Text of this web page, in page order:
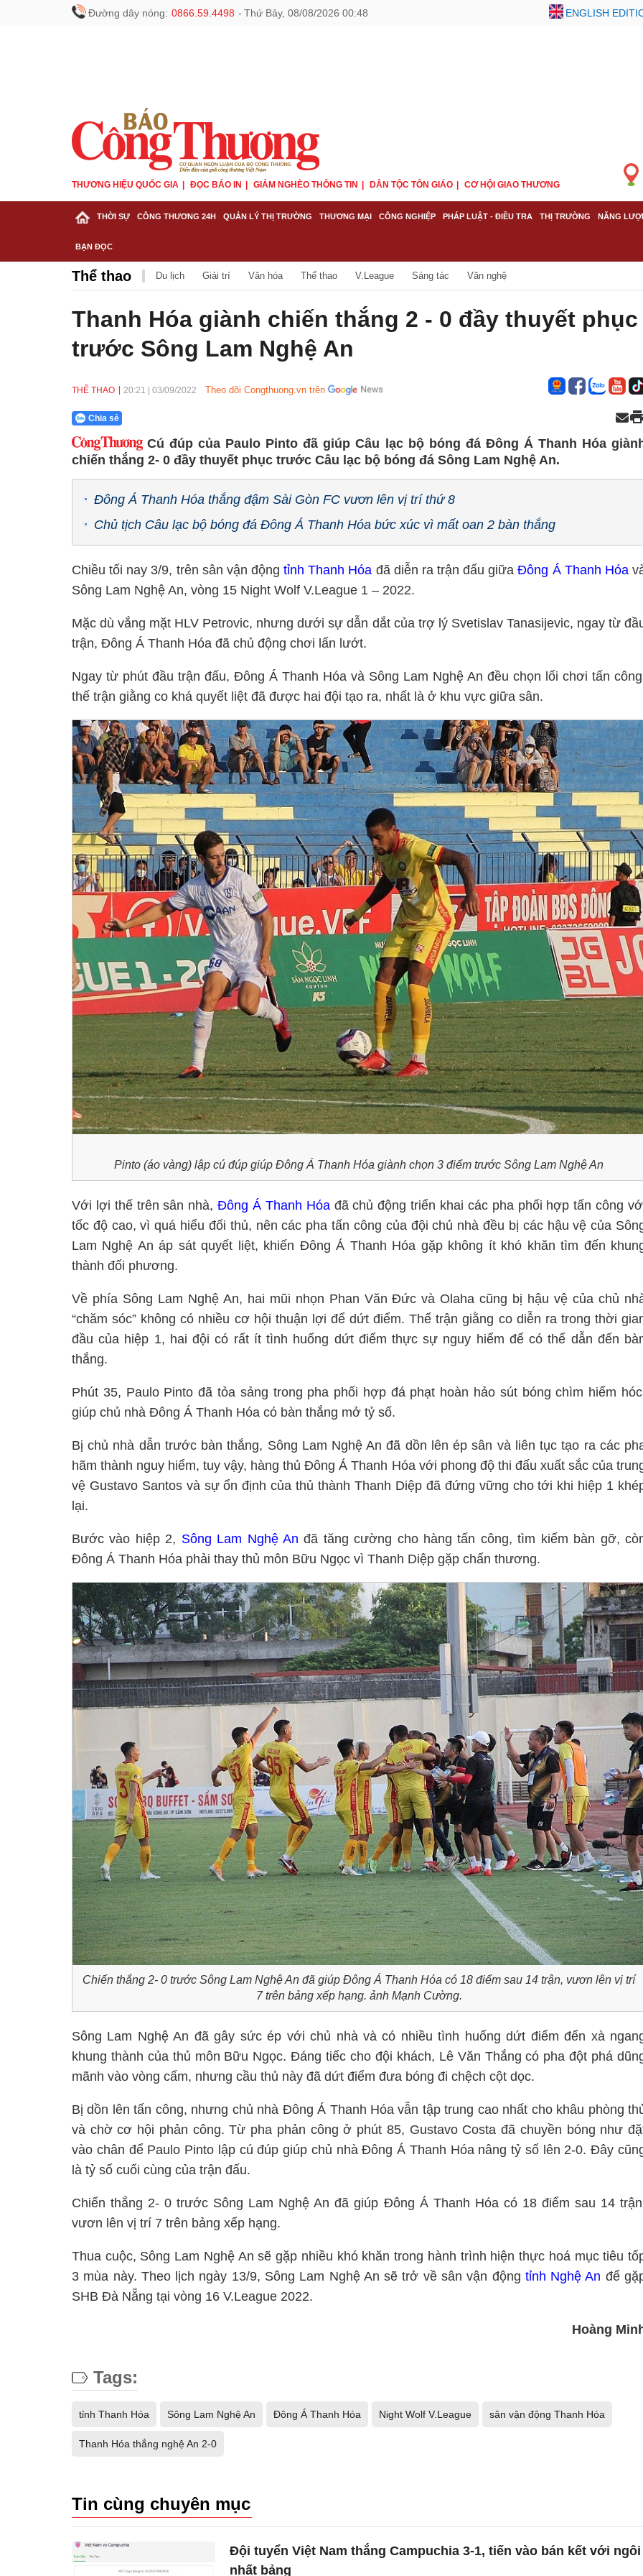
Đường dây nóng: 0866.59.4498 - Thứ Bảy, 08/08/2026 00:48 ENGLISH
THƯƠNG HIỆU QUỐC GIA ĐỌC BÁO IN GIẢM NGHÈO THÔNG TIN DÂN TỘC TÔN GIÁO CƠ HỘI GIAO THƯƠNG
THỜI SỰ CÔNG THƯƠNG 24H QUẢN LÝ THỊ TRƯỜNG THƯƠNG MẠI CÔNG NGHIỆP PHÁP LUẬT - ĐIỀU TRA THỊ TRƯỜNG NĂNG
BẠN ĐỌC
Thể thao Du lịch Giải trí Văn hóa Thể thao V.League Sáng tác Văn nghệ
Thanh Hóa giành chiến thắng 2 - 0 đầy thuyết phục
trước Sông Lam Nghệ An
THỂ THAO 20:21 03/09/2022 Theo dõi Congthuong.vn trên
Chia sẻ
Cú đúp của Paulo Pinto đã giúp Câu lạc bộ bóng đá Đông Á Thanh Hóa
chiến thắng 2- 0 đầy thuyết phục trước Câu lạc bộ bóng đá Sông Lam Nghệ An.
Đông Á Thanh Hóa thắng đậm Sài Gòn FC vươn lên vị trí thứ 8
Chủ tịch Câu lạc bộ bóng đá Đông Á Thanh Hóa bức xúc vì mất oan 2 bàn thắng
Chiều tối nay 3/9, trên sân vận độngtỉnh Thanh Hóa đã diễn ra trận đấu giữaĐông Á Thanh Hóa
Sông Lam Nghệ An, vòng 15 Night Wolf V.League 1 – 2022.
Mặc dù vắng mặt HLV Petrovic, nhưng dưới sự dẫn dắt của trợ lý Svetislav Tanasijevic, ngay từ
trận, Đông Á Thanh Hóa đã chủ động chơi lấn lướt.
Ngay từ phút đầu trận đấu, Đông Á Thanh Hóa và Sông Lam Nghệ An đều chọn lối chơi tấn
thế trận giằng co khá quyết liệt đã được hai đội tạo ra, nhất là ở khu vực giữa sân.
Pinto (áo vàng) lập cú đúp giúp Đông Á Thanh Hóa giành chọn 3 điểm trước Sông Lam Nghệ An
Với lợi thế trên sân nhà,Đông Á Thanh Hóađã chủ động triển khai các pha phối hợp tấn công
tốc độ cao, vì quá hiểu đối thủ, nên các pha tấn công của đội chủ nhà đều bị các hậu vệ của
Lam Nghệ An áp sát quyết liệt, khiến Đông Á Thanh Hóa gặp không ít khó khăn tìm đến
thành đối phương.
Về phía Sông Lam Nghệ An, hai mũi nhọn Phan Văn Đức và Olaha cũng bị hậu vệ của chủ
“chăm sóc” không có nhiều cơ hội thuận lợi để dứt điểm. Thế trận giằng co diễn ra trong thời
đầu của hiệp 1, hai đội có rất ít tình huống dứt điểm thực sự nguy hiểm để có thể dẫn đến
thắng.
Phút 35, Paulo Pinto đã tỏa sảng trong pha phối hợp đá phạt hoàn hảo sút bóng chìm hiểm
giúp chủ nhà Đông Á Thanh Hóa có bàn thắng mở tỷ số.
Bị chủ nhà dẫn trước bàn thắng, Sông Lam Nghệ An đã dồn lên ép sân và liên tục tạo ra các
hãm thành nguy hiểm, tuy vậy, hàng thủ Đông Á Thanh Hóa với phong độ thi đấu xuất sắc của
vệ Gustavo Santos và sự ổn định của thủ thành Thanh Diệp đã đứng vững cho tới khi hiệp 1
lại.
Bước vào hiệp 2, Sông Lam Nghệ An đã tăng cường cho hàng tấn công, tìm kiếm bàn gỡ,
Đông Á Thanh Hóa phải thay thủ môn Bữu Ngọc vì Thanh Diệp gặp chấn thương.
Chiến thắng 2- 0 trước Sông Lam Nghệ An đã giúp Đông Á Thanh Hóa có 18 điểm sau 14 trận, vươn lên vị trí
7 trên bảng xếp hạng. ảnh Mạnh Cường.
Sông Lam Nghệ An đã gây sức ép với chủ nhà và có nhiều tình huống dứt điểm đến xà
khung thành của thủ môn Bữu Ngọc. Đáng tiếc cho đội khách, Lê Văn Thắng có pha đột phá
mãnh vào vòng cấm, nhưng cầu thủ này đã dứt điểm đưa bóng đi chệch cột dọc.
Bị dồn lên tấn công, nhưng chủ nhà Đông Á Thanh Hóa vẫn tập trung cao nhất cho khâu phòng
và chờ cơ hội phản công. Từ pha phản công ở phút 85, Gustavo Costa đã chuyền bóng như
vào chân để Paulo Pinto lập cú đúp giúp chủ nhà Đông Á Thanh Hóa nâng tỷ số lên 2-0. Đây
là tỷ số cuối cùng của trận đấu.
Chiến thắng 2- 0 trước Sông Lam Nghệ An đã giúp Đông Á Thanh Hóa có 18 điểm sau 14
vươn lên vị trí 7 trên bảng xếp hạng.
Thua cuộc, Sông Lam Nghệ An sẽ gặp nhiều khó khăn trong hành trình hiện thực hoá mục tiêu
3 mùa này. Theo lịch ngày 13/9, Sông Lam Nghệ An sẽ trở về sân vận động tỉnh Nghệ An để
SHB Đà Nẵng tại vòng 16 V.League 2022.
Hoàng
Tags:
tỉnh Thanh Hóa Sông Lam Nghệ An Đông Á Thanh Hóa Night Wolf V.League sân vận động Thanh Hóa
Thanh Hóa thắng nghệ An 2-0
Tin cùng chuyên mục
Đội tuyển Việt Nam thắng Campuchia 3-1, tiến vào bán kết với ngôi
nhất bảng